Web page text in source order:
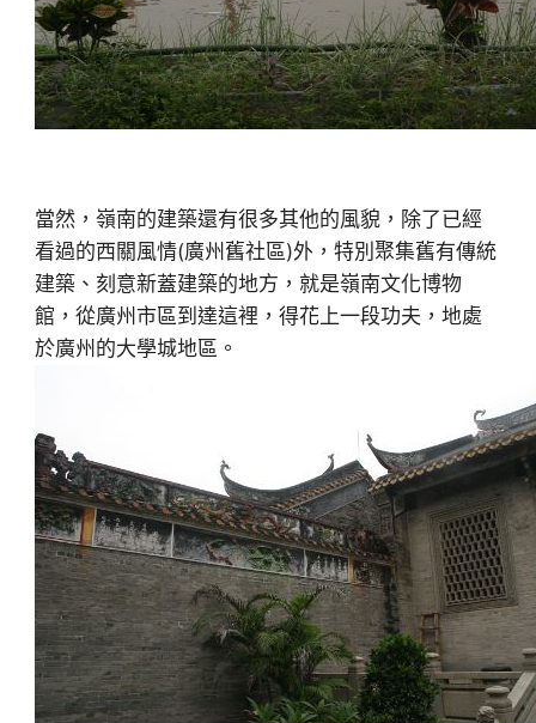
當然，嶺南的建築還有很多其他的風貌，除了已經
看過的西關風情(廣州舊社區)外，特別聚集舊有傳統
建築、刻意新蓋建築的地方，就是嶺南文化博物
館，從廣州市區到達這裡，得花上一段功夫，地處
於廣州的大學城地區。